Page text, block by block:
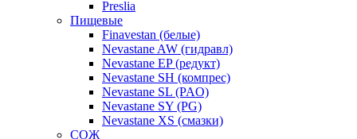
Preslia
Пищевые
Finavestan (белые)
Nevastane AW (гидравл)
Nevastane EP (редукт)
Nevastane SH (компрес)
Nevastane SL (PAO)
Nevastane SY (PG)
Nevastane XS (смазки)
СОЖ